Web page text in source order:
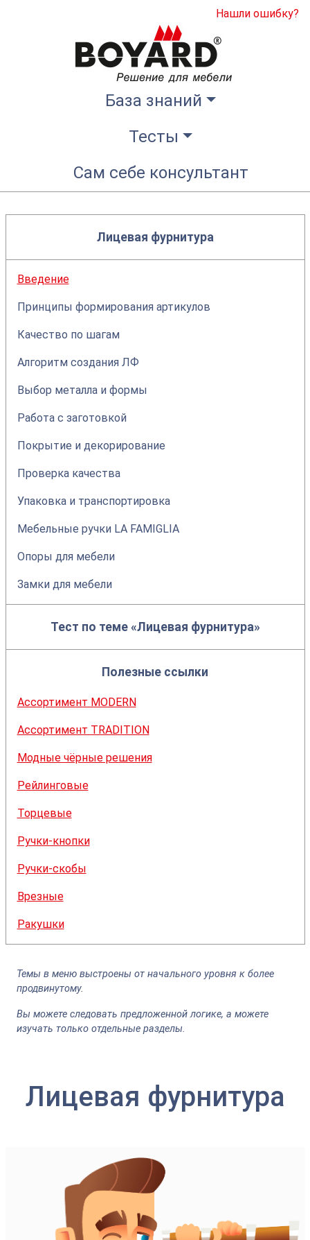
База знаний
Тесты
Сам себе консультант
Нашли ошибку?
Лицевая фурнитура
Введение
Принципы формирования артикулов
Качество по шагам
Алгоритм создания ЛФ
Выбор металла и формы
Работа с заготовкой
Покрытие и декорирование
Проверка качества
Упаковка и транспортировка
Мебельные ручки LA FAMIGLIA
Опоры для мебели
Замки для мебели
Тест по теме «Лицевая фурнитура»
Полезные ссылки
Ассортимент MODERN
Ассортимент TRADITION
Модные чёрные решения
Рейлинговые
Торцевые
Ручки-кнопки
Ручки-скобы
Врезные
Ракушки
Темы в меню выстроены от начального уровня к более
продвинутому.
Вы можете следовать предложенной логике, а можете
изучать только отдельные разделы.
Лицевая фурнитура